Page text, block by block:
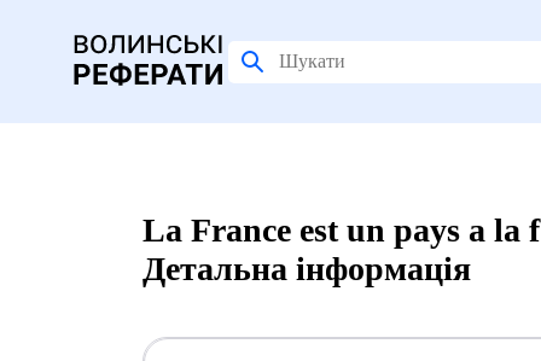
La France est un pays a la
Детальна інформація